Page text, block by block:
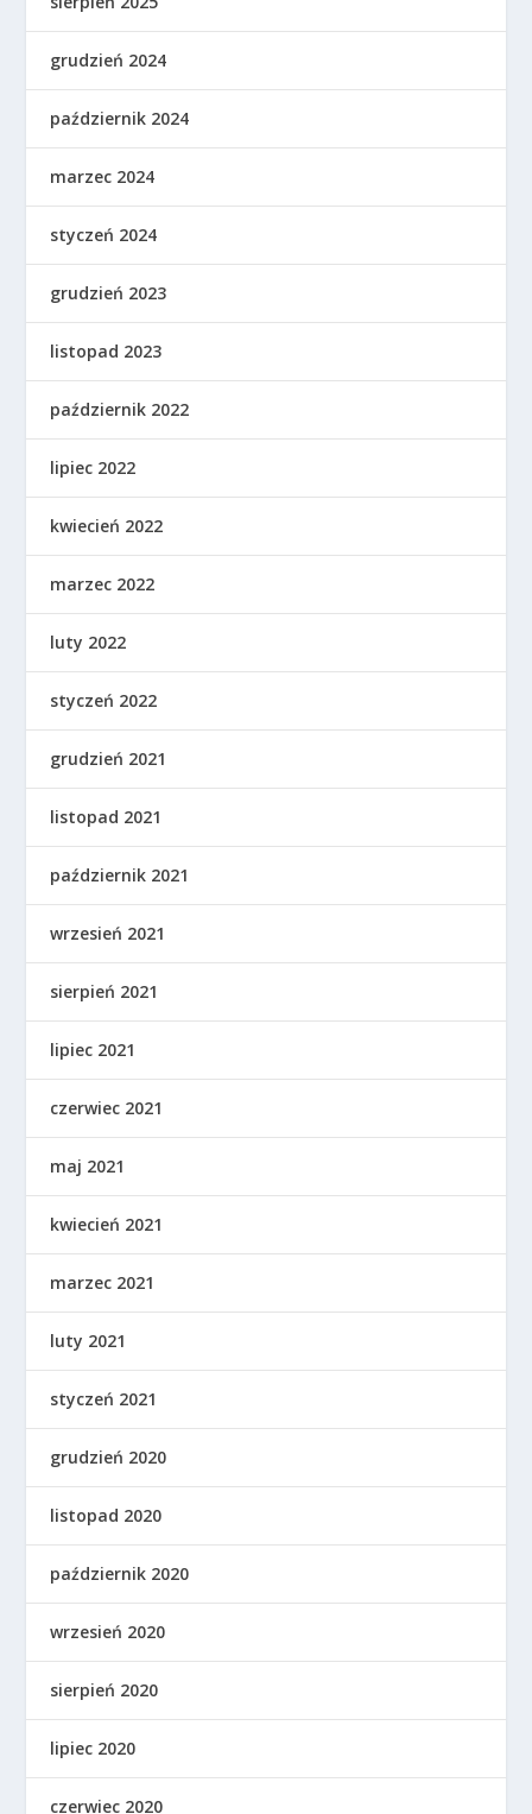
grudzień 2024
październik 2024
marzec 2024
styczeń 2024
grudzień 2023
listopad 2023
październik 2022
lipiec 2022
kwiecień 2022
marzec 2022
luty 2022
styczeń 2022
grudzień 2021
listopad 2021
październik 2021
wrzesień 2021
sierpień 2021
lipiec 2021
czerwiec 2021
maj 2021
kwiecień 2021
marzec 2021
luty 2021
styczeń 2021
grudzień 2020
listopad 2020
październik 2020
wrzesień 2020
sierpień 2020
lipiec 2020
czerwiec 2020